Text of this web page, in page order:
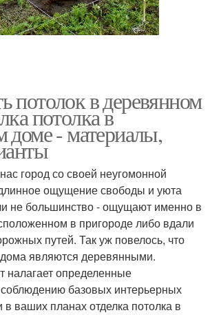
потолок в деревянном
потолка в
доме - материалы,
город со своей неугомонной
ощущение свободы и уюта
не большинство - ощущают именно в
в пригороде либо вдали
путей. Так уж повелось, что
являются деревянными.
определенные
соблюдению базовых интерьерных
ваших планах отделка потолка в